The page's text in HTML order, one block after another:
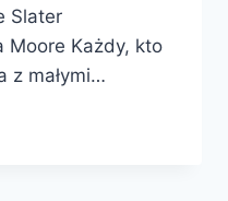
Slater
Moore Każdy, kto
z małymi…